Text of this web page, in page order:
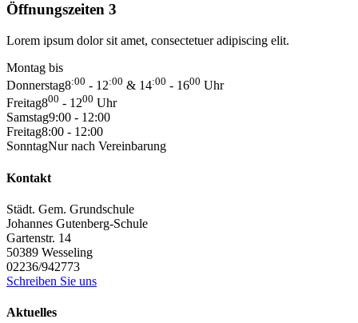
Öffnungszeiten 3
Lorem ipsum dolor sit amet, consectetuer adipiscing elit.
Montag bis
Donnerstag8:00 - 12:00 & 14:00 - 1600 Uhr
Freitag800 - 1200 Uhr
Samstag9:00 - 12:00
Freitag8:00 - 12:00
SonntagNur nach Vereinbarung
Kontakt
Städt. Gem. Grundschule
Johannes Gutenberg-Schule
Gartenstr. 14
50389 Wesseling
02236/942773
Schreiben Sie uns
Aktuelles